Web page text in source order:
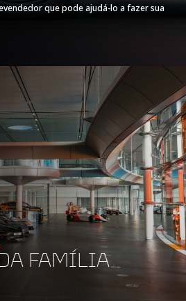
Turbochargers, Dry
720 PS (710 bhp)
770 Nm (568 lb-ft)
que pode ajudá-lo a fazer sua
FAMÍLIA